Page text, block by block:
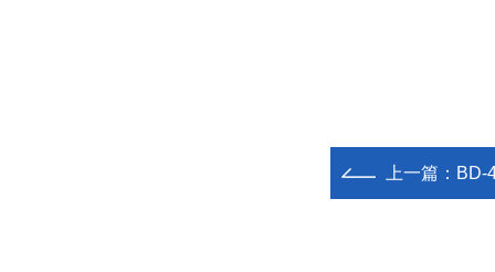
上一篇： BD-